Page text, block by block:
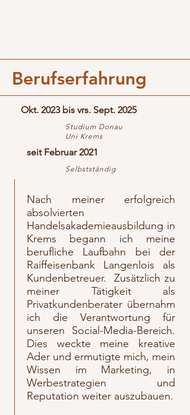
Berufserfahrung
Okt. 2023 bis vrs. Sept. 2025
Studium Donau
Uni Krems
seit Februar 2021
Selbstständig
Nach meiner erfolgreich
absolvierten
Handelsakademieausbildung in
Krems begann ich meine
berufliche Laufbahn bei der
Raiffeisenbank Langenlois als
Kundenbetreuer. Zusätzlich zu
meiner Tätigkeit als
Privatkundenberater übernahm
ich die Verantwortung für
unseren Social-Media-Bereich.
Dies weckte meine kreative
Ader und ermutigte mich, mein
Wissen im Marketing, in
Werbestrategien und
Reputation weiter auszubauen.